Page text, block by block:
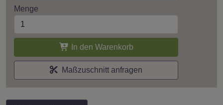
Menge
In den Warenkorb
Maßzuschnitt anfragen